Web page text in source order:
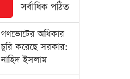
সর্বাধিক পঠিত
গণভোটের অধিকার
চুরি করেছে সরকার:
নাহিদ ইসলাম